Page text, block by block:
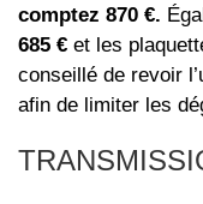
comptez 870 €.
685 € et les
conseillé de revoir
afin de limiter les